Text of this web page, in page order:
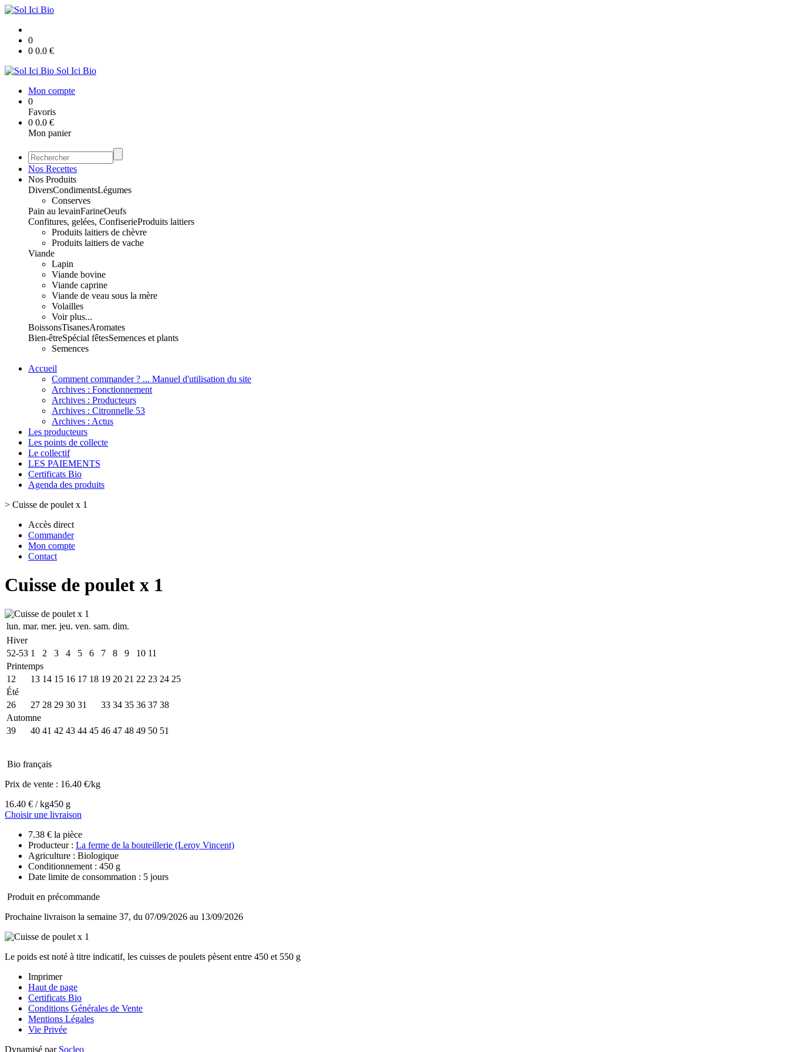
0
0 0.0 €
Sol Ici Bio
Mon compte
0
Favoris
0 0.0 €
Mon panier
Nos Recettes
Nos Produits
DiversCondimentsLégumes
Conserves
Pain au levainFarineOeufs
Confitures, gelées, ConfiserieProduits laitiers
Produits laitiers de chèvre
Produits laitiers de vache
Viande
Lapin
Viande bovine
Viande caprine
Viande de veau sous la mère
Volailles
Voir plus...
BoissonsTisanesAromates
Bien-êtreSpécial fêtesSemences et plants
Semences
Accueil
Comment commander ? ... Manuel d'utilisation du site
Archives : Fonctionnement
Archives : Producteurs
Archives : Citronnelle 53
Archives : Actus
Les producteurs
Les points de collecte
Le collectif
LES PAIEMENTS
Certificats Bio
Agenda des produits
> Cuisse de poulet x 1
Accès direct
Commander
Mon compte
Contact
Cuisse de poulet x 1
lun. mar. mer. jeu. ven. sam. dim.
Hiver
52-53 1 2 3 4 5 6 7 8 9 10 11
Printemps
12
13 14 15 16 17 18 19 20 21 22 23 24 25
Été
26
27 28 29 30 31 33 34 35 36 37 38
Automne
39
40 41 42 43 44 45 46 47 48 49 50 51
Bio français
Prix de vente : 16.40 €/kg
16.40 € / kg450 g
Choisir une livraison
7.38 € la pièce
Producteur : La ferme de la bouteillerie (Leroy Vincent)
Agriculture : Biologique
Conditionnement : 450 g
Date limite de consommation : 5 jours
Produit en précommande
Prochaine livraison la semaine 37, du 07/09/2026 au 13/09/2026
Le poids est noté à titre indicatif, les cuisses de poulets pèsent entre 450 et 550 g
Imprimer
Haut de page
Certificats Bio
Conditions Générales de Vente
Mentions Légales
Vie Privée
Dynamisé par Socleo